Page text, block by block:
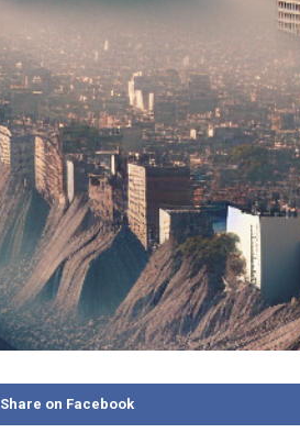
Share on Facebook